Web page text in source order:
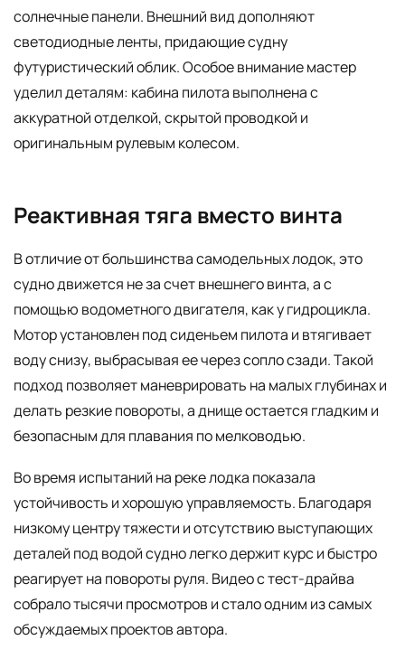
солнечные панели. Внешний вид дополняют
светодиодные ленты, придающие судну
футуристический облик. Особое внимание мастер
уделил деталям: кабина пилота выполнена с
аккуратной отделкой, скрытой проводкой и
оригинальным рулевым колесом.
Реактивная тяга вместо винта
В отличие от большинства самодельных лодок, это
судно движется не за счет внешнего винта, а с
помощью водометного двигателя, как у гидроцикла.
Мотор установлен под сиденьем пилота и втягивает
воду снизу, выбрасывая ее через сопло сзади. Такой
подход позволяет маневрировать на малых глубинах и
делать резкие повороты, а днище остается гладким и
безопасным для плавания по мелководью.
Во время испытаний на реке лодка показала
устойчивость и хорошую управляемость. Благодаря
низкому центру тяжести и отсутствию выступающих
деталей под водой судно легко держит курс и быстро
реагирует на повороты руля. Видео с тест-драйва
собрало тысячи просмотров и стало одним из самых
обсуждаемых проектов автора.